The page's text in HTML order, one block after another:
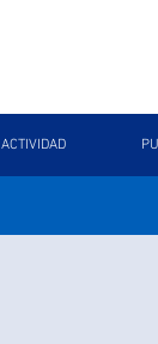
ACTIVIDAD